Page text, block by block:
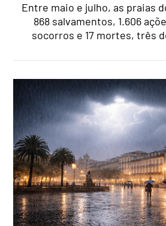
Entre maio e julho, as praias
868 salvamentos, 1.606
socorros e 17 mortes, três